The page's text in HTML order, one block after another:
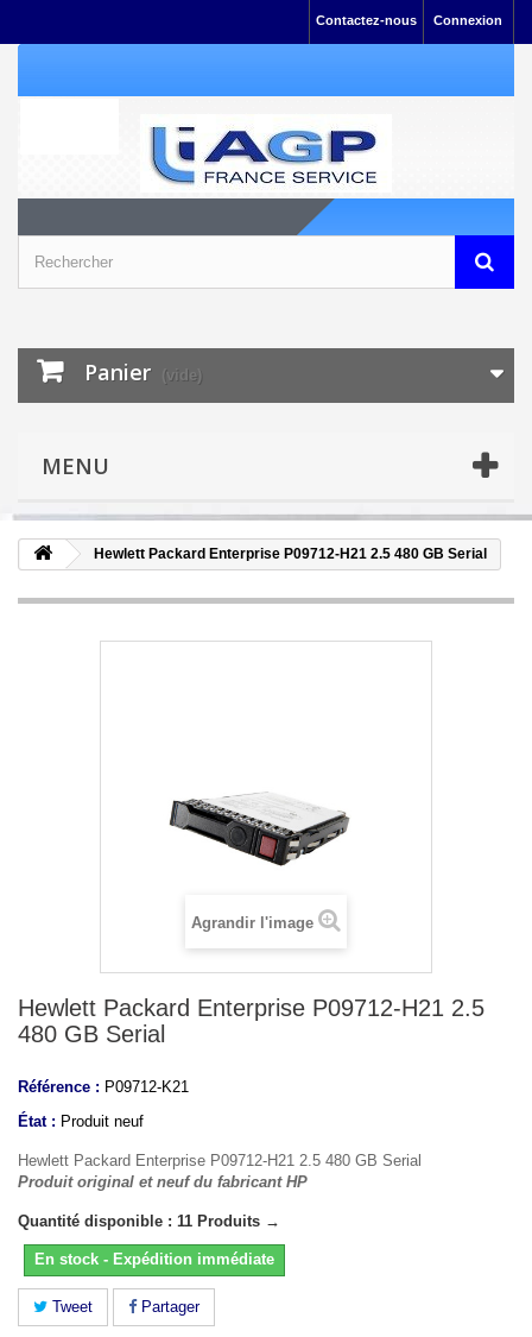
Connexion
Contactez-nous
Panier (vide)
MENU
Hewlett Packard Enterprise P09712-H21 2.5 480 GB Serial
Agrandir l'image
Hewlett Packard Enterprise P09712-H21 2.5
480 GB Serial
Référence : P09712-K21
État : Produit neuf
Hewlett Packard Enterprise P09712-H21 2.5 480 GB Serial
Produit original et neuf du fabricant HP
Quantité disponible : 11 Produits →
En stock - Expédition immédiate
Tweet Partager